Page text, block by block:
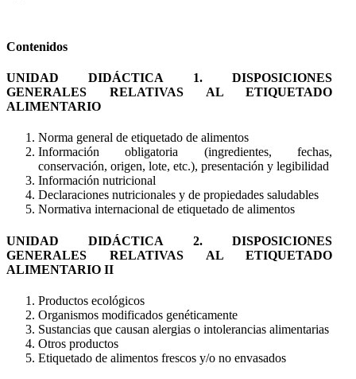
Contenidos
UNIDAD DIDÁCTICA 1. DISPOSICIONES
GENERALES RELATIVAS AL ETIQUETADO
ALIMENTARIO
Norma general de etiquetado de alimentos
Información obligatoria (ingredientes, fechas,
conservación, origen, lote, etc.), presentación y legibilidad
Información nutricional
Declaraciones nutricionales y de propiedades saludables
Normativa internacional de etiquetado de alimentos
UNIDAD DIDÁCTICA 2. DISPOSICIONES
GENERALES RELATIVAS AL ETIQUETADO
ALIMENTARIO II
Productos ecológicos
Organismos modificados genéticamente
Sustancias que causan alergias o intolerancias alimentarias
Otros productos
Etiquetado de alimentos frescos y/o no envasados